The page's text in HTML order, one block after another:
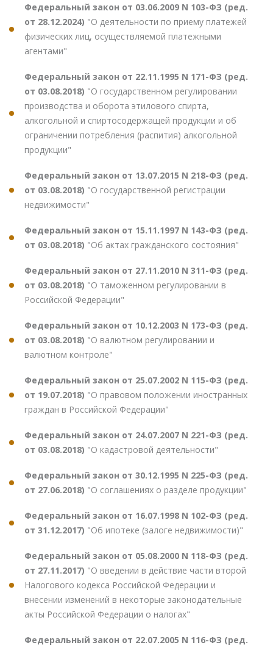
Федеральный закон от 03.06.2009 N 103-ФЗ (ред.
от 28.12.2024) "О деятельности по приему платежей
физических лиц, осуществляемой платежными
агентами"
Федеральный закон от 22.11.1995 N 171-ФЗ (ред.
от 03.08.2018) "О государственном регулировании
производства и оборота этилового спирта,
алкогольной и спиртосодержащей продукции и об
ограничении потребления (распития) алкогольной
продукции"
Федеральный закон от 13.07.2015 N 218-ФЗ (ред.
от 03.08.2018) "О государственной регистрации
недвижимости"
Федеральный закон от 15.11.1997 N 143-ФЗ (ред.
от 03.08.2018) "Об актах гражданского состояния"
Федеральный закон от 27.11.2010 N 311-ФЗ (ред.
от 03.08.2018) "О таможенном регулировании в
Российской Федерации"
Федеральный закон от 10.12.2003 N 173-ФЗ (ред.
от 03.08.2018) "О валютном регулировании и
валютном контроле"
Федеральный закон от 25.07.2002 N 115-ФЗ (ред.
от 19.07.2018) "О правовом положении иностранных
граждан в Российской Федерации"
Федеральный закон от 24.07.2007 N 221-ФЗ (ред.
от 03.08.2018) "О кадастровой деятельности"
Федеральный закон от 30.12.1995 N 225-ФЗ (ред.
от 27.06.2018) "О соглашениях о разделе продукции"
Федеральный закон от 16.07.1998 N 102-ФЗ (ред.
от 31.12.2017) "Об ипотеке (залоге недвижимости)"
Федеральный закон от 05.08.2000 N 118-ФЗ (ред.
от 27.11.2017) "О введении в действие части второй
Налогового кодекса Российской Федерации и
внесении изменений в некоторые законодательные
акты Российской Федерации о налогах"
Федеральный закон от 22.07.2005 N 116-ФЗ (ред.